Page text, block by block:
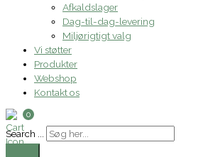
Afkaldslager
Dag-til-dag-levering
Miljørigtigt valg
Vi støtter
Produkter
Webshop
Kontakt os
0
Search ...